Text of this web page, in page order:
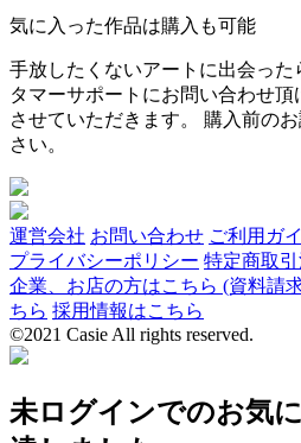
気に入った作品は購入も可能
手放したくないアートに出会った
タマーサポートにお問い合わせ頂
させていただきます。 購入前の
さい。
運営会社 お問い合わせ ご利用ガ
プライバシーポリシー 特定商取
企業、お店の方はこちら (資料請
ちら 採用情報はこちら
©2021 Casie All rights reserved.
未ログインでのお気